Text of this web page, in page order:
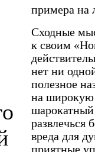
примера на
Сходные
к своим
нет ни
полезное
на широкую
развлечься
вреда для
приятные